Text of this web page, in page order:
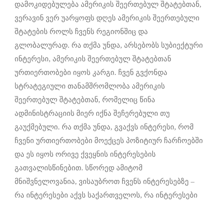
დამოკიდებულება ამერიკის შეერთებულ შტატებთან,
ვერავინ ვერ უარყოფს დღეს ამერიკის შეერთებული
შტატების როლს ჩვენს რეგიონშიც და
გლობალურად. რა თქმა უნდა, არსებობს სუბიექტური
ინტერესი, ამერიკის შეერთებულ შტატებთან
ურთიერთობები იყოს კარგი. ჩვენ გვქონდა
სტრატეგიული თანამშრომლობა ამერიკის
შეერთებულ შტატებთან, რომელიც წინა
ადმინისტრაციის მიერ იქნა შეჩერებული თუ
გაუქმებული. რა თქმა უნდა, გვაქვს ინტერესი, რომ
ჩვენი ურთიერთობები მოექცეს პოზიტიურ ჩარჩოებში
და ეს იყოს ორივე ქვეყნის ინტერესების
გათვალისწინებით. სწორედ ამიტომ
მნიშვნელოვანია, ვისაუბროთ ჩვენს ინტერესებზე –
რა ინტერესები აქვს საქართველოს, რა ინტერესები